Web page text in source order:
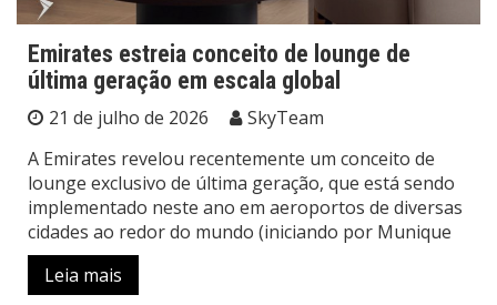
Emirates estreia conceito de lounge de
última geração em escala global
21 de julho de 2026
SkyTeam
A Emirates revelou recentemente um conceito de
lounge exclusivo de última geração, que está sendo
implementado neste ano em aeroportos de diversas
cidades ao redor do mundo (iniciando por Munique
Leia mais